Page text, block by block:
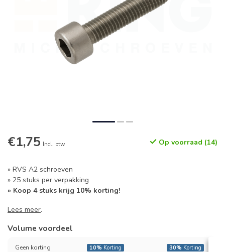
€1,75 Incl. btw Op voorraad (14)
» RVS A2 schroeven
» 25 stuks per verpakking
» Koop 4 stuks krijg 10% korting!
Lees meer.
Volume voordeel
Geen korting 10% Korting 30% Korting